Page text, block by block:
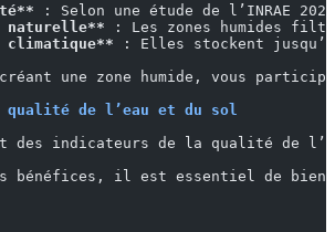
: Selon une étude de l’INRAE
naturelle** : Les zones humides
: Elles stockent
une zone humide, vous
qualité de l’eau et du sol
des indicateurs de la qualité de
bénéfices, il est essentiel de bien